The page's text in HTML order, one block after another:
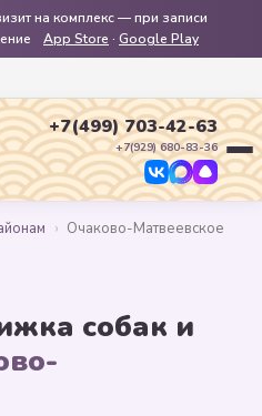
на комплекс — при записи
App Store · Google Play
+7(499) 703-42-63
+7(929) 680-83-36
› Очаково-Матвеевское
собак и